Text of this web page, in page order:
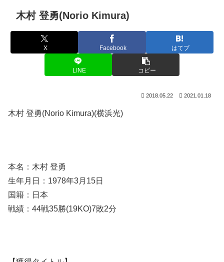
木村 登勇(Norio Kimura)
X Facebook はてブ
LINE コピー
2018.05.22 2021.01.18
木村 登勇(Norio Kimura)(横浜光)
本名：木村 登勇
生年月日：1978年3月15日
国籍：日本
戦績：44戦35勝(19KO)7敗2分